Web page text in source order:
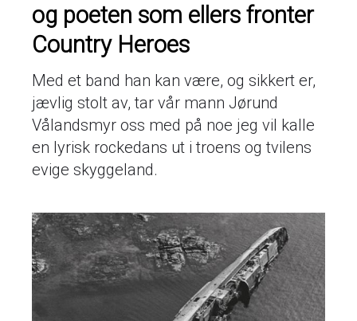
og poeten som ellers fronter
Country Heroes
Med et band han kan være, og sikkert er,
jævlig stolt av, tar vår mann Jørund
Vålandsmyr oss med på noe jeg vil kalle
en lyrisk rockedans ut i troens og tvilens
evige skyggeland.